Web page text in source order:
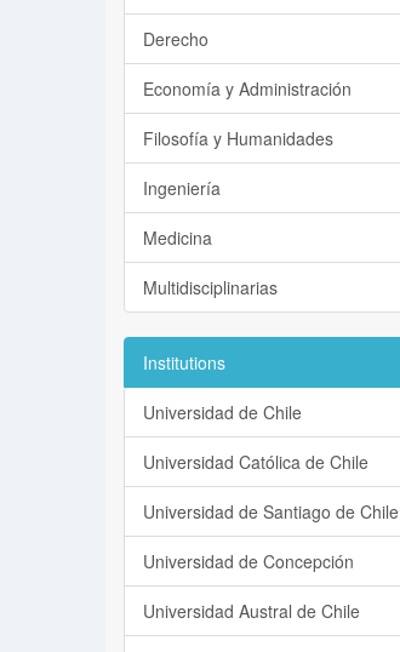
Derecho
Economía y Administración
Filosofía y Humanidades
Ingeniería
Medicina
Multidisciplinarias
Institutions
Universidad de Chile
Universidad Católica de Chile
Universidad de Santiago de Chile
Universidad de Concepción
Universidad Austral de Chile